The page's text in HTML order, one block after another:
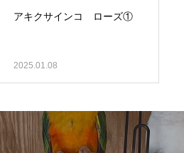
アキクサインコ ローズ①
2025.01.08